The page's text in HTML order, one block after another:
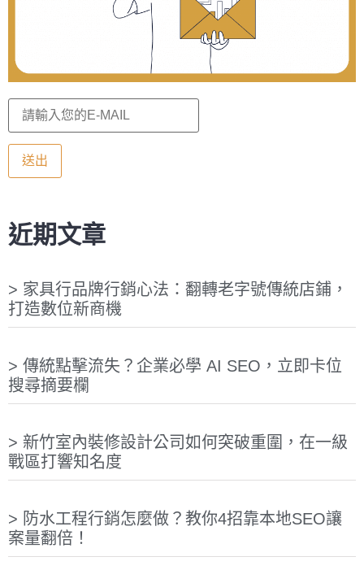
近期文章
家具行品牌行銷心法：翻轉老字號傳統店鋪，
打造數位新商機
傳統點擊流失？企業必學 AI SEO，立即卡位
搜尋摘要欄
新竹室內裝修設計公司如何突破重圍，在一級
戰區打響知名度
防水工程行銷怎麼做？教你4招靠本地SEO讓
案量翻倍！